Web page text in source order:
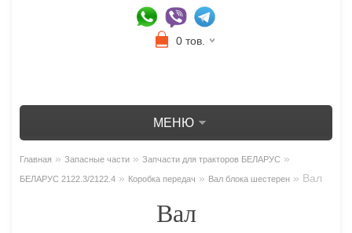
0 тов.
МЕНЮ
Главная » Запасные части » Запчасти для тракторов БЕЛАРУС »
БЕЛАРУС 2122.3/2122.4 » Коробка передач » Вал блока шестерен » Вал
Вал